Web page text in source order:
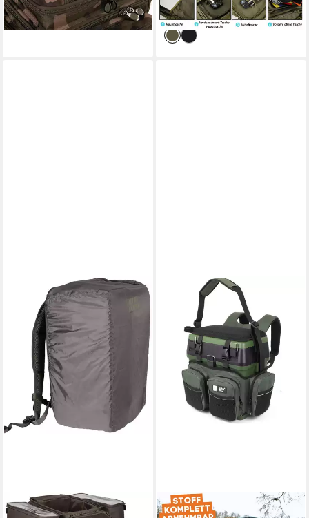
-53%
lieferbar - in 3-4 Werktagen bei dir